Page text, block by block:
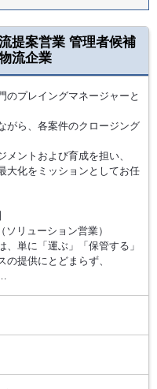
提案営業 管理者候補
流企業
のプレイングマネージャーと
がら、各案件のクロージング
メントおよび育成を担い、
大化をミッションとしてお任
リューション営業）
、単に「運ぶ」「保管する」
の提供にとどまらず、